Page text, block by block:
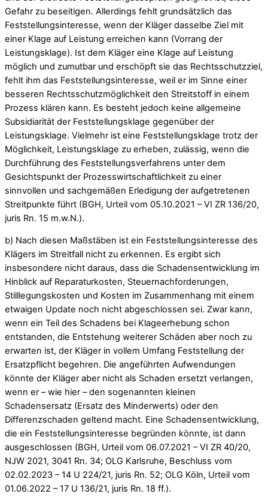
Gefahr zu beseitigen. Allerdings fehlt grundsätzlich das
Feststellungsinteresse, wenn der Kläger dasselbe Ziel mit
einer Klage auf Leistung erreichen kann (Vorrang der
Leistungsklage). Ist dem Kläger eine Klage auf Leistung
möglich und zumutbar und erschöpft sie das Rechtsschutzziel,
fehlt ihm das Feststellungsinteresse, weil er im Sinne einer
besseren Rechtsschutzmöglichkeit den Streitstoff in einem
Prozess klären kann. Es besteht jedoch keine allgemeine
Subsidiarität der Feststellungsklage gegenüber der
Leistungsklage. Vielmehr ist eine Feststellungsklage trotz der
Möglichkeit, Leistungsklage zu erheben, zulässig, wenn die
Durchführung des Feststellungsverfahrens unter dem
Gesichtspunkt der Prozesswirtschaftlichkeit zu einer
sinnvollen und sachgemäßen Erledigung der aufgetretenen
Streitpunkte führt (BGH, Urteil vom 05.10.2021 – VI ZR 136/20,
juris Rn. 15 m.w.N.).
b) Nach diesen Maßstäben ist ein Feststellungsinteresse des
Klägers im Streitfall nicht zu erkennen. Es ergibt sich
insbesondere nicht daraus, dass die Schadensentwicklung im
Hinblick auf Reparaturkosten, Steuernachforderungen,
Stilllegungskosten und Kosten im Zusammenhang mit einem
etwaigen Update noch nicht abgeschlossen sei. Zwar kann,
wenn ein Teil des Schadens bei Klageerhebung schon
entstanden, die Entstehung weiterer Schäden aber noch zu
erwarten ist, der Kläger in vollem Umfang Feststellung der
Ersatzpflicht begehren. Die angeführten Aufwendungen
könnte der Kläger aber nicht als Schaden ersetzt verlangen,
wenn er – wie hier – den sogenannten kleinen
Schadensersatz (Ersatz des Minderwerts) oder den
Differenzschaden geltend macht. Eine Schadensentwicklung,
die ein Feststellungsinteresse begründen könnte, ist dann
ausgeschlossen (BGH, Urteil vom 06.07.2021 – VI ZR 40/20,
NJW 2021, 3041 Rn. 34; OLG Karlsruhe, Beschluss vom
02.02.2023 – 14 U 224/21, juris Rn. 52; OLG Köln, Urteil vom
01.06.2022 – 17 U 136/21, juris Rn. 18 ff.).